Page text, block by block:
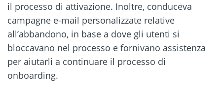
il processo di attivazione. Inoltre, conduceva
campagne e-mail personalizzate relative
all’abbandono, in base a dove gli utenti si
bloccavano nel processo e fornivano assistenza
per aiutarli a continuare il processo di
onboarding.